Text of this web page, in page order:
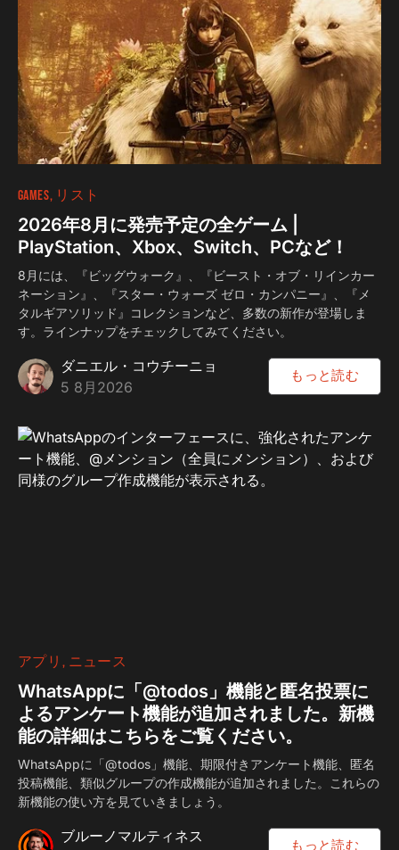
GAMES リスト
2026年8月に発売予定の全ゲーム |
PlayStation、Xbox、Switch、PCなど！
8月には、『ビッグウォーク』、『ビースト・オブ・リインカー
ネーション』、『スター・ウォーズ ゼロ・カンパニー』、『メ
タルギアソリッド』コレクションなど、多数の新作が登場しま
す。ラインナップをチェックしてみてください。
ダニエル・コウチーニョ
5 8月2026
もっと読む
アプリ ニュース
WhatsAppに「@todos」機能と匿名投票に
よるアンケート機能が追加されました。新機
能の詳細はこちらをご覧ください。
WhatsAppに「@todos」機能、期限付きアンケート機能、匿名
投稿機能、類似グループの作成機能が追加されました。これらの
新機能の使い方を見ていきましょう。
ブルーノマルティネス
もっと読む